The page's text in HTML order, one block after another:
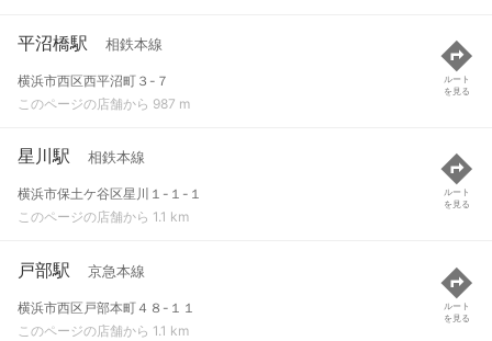
平沼橋駅 相鉄本線
横浜市西区西平沼町３-７
このページの店舗から 987 m
ルート
を見る
星川駅 相鉄本線
横浜市保土ケ谷区星川１-１-１
このページの店舗から 1.1 km
ルート
を見る
戸部駅 京急本線
横浜市西区戸部本町４８-１１
このページの店舗から 1.1 km
ルート
を見る